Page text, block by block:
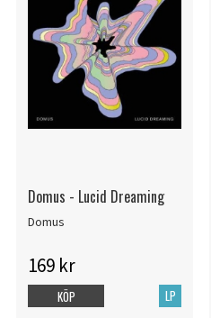
Domus - Lucid Dreaming
Domus
169 kr
LP
KÖP